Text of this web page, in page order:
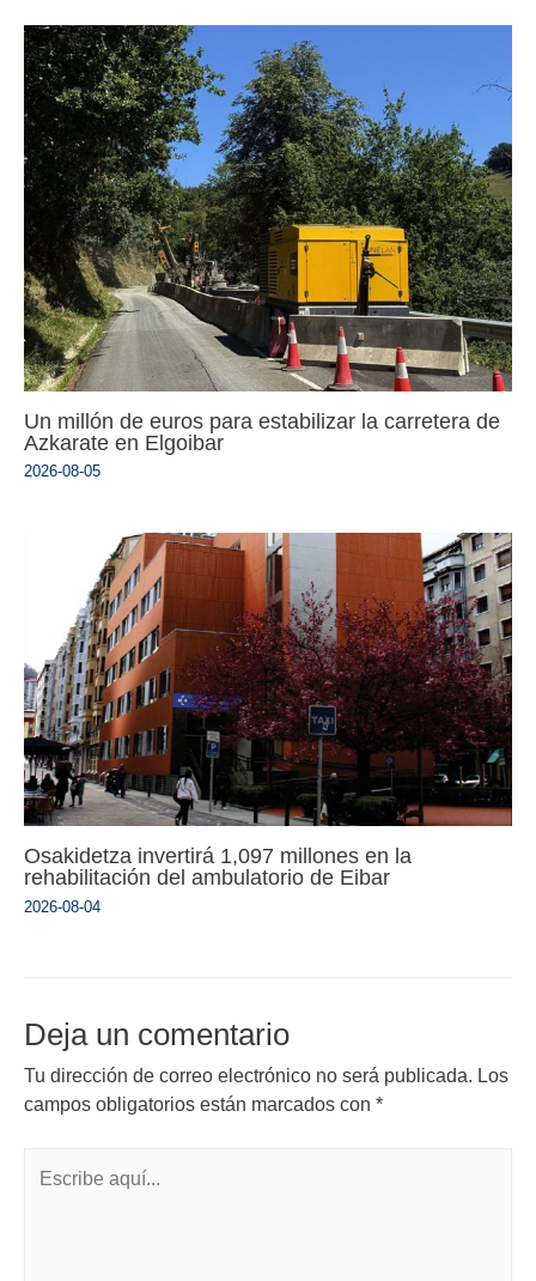
Un millón de euros para estabilizar la carretera de
Azkarate en Elgoibar
2026-08-05
Osakidetza invertirá 1,097 millones en la
rehabilitación del ambulatorio de Eibar
2026-08-04
Deja un comentario
Tu dirección de correo electrónico no será publicada. Los
campos obligatorios están marcados con *